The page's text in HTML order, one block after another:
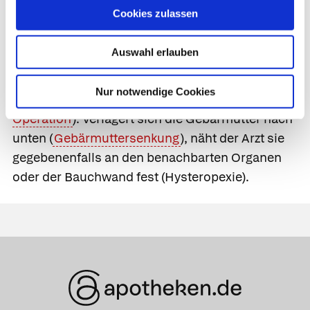
Cookies zulassen
Auswahl erlauben
Nur notwendige Cookies
Gebärmutterhalskrebsentfernt der Arzt
zusätzlich zu Gebärmutter, Eileiter und
Eierstöcken auch das umliegende Bindegewebe
und die Bänder, an denen die Gebärmutter im
Bauchraum aufgehängt ist ( Wertheim-
Operation). Verlagert sich die Gebärmutter nach
unten (Gebärmuttersenkung), näht der Arzt sie
gegebenenfalls an den benachbarten Organen
oder der Bauchwand fest (Hysteropexie).